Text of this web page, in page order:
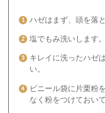
ハゼはまず、頭を落
塩でもみ洗いします
キレイに洗ったハゼ
い。
ビニール袋に片栗粉
なく粉をつけておい